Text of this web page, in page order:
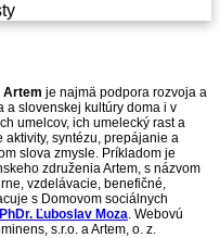
Artem je najmä podpora rozvoja a
a slovenskej kultúry doma i v
umelcov, ich umelecký rast a
syntézu, prepájanie a
slova zmysle. Príkladom je
združenia Artem, s názvom
vzdelávacie, benefičné,
s Domovom sociálnych
PhDr. Ľuboslav Moza . Webovú
s.r.o. a Artem, o. z.